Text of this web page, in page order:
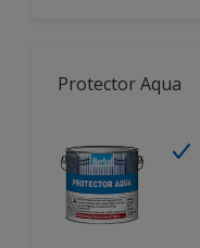
Protector Aqua